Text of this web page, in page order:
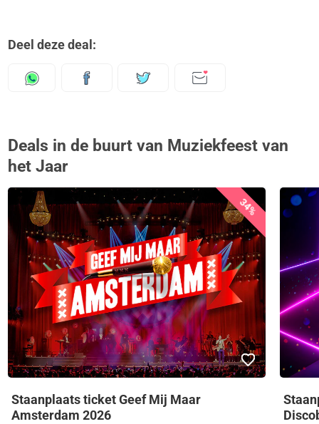
Deel deze deal:
Deals in de buurt van Muziekfeest van
het Jaar
34%
Staanplaats ticket Geef Mij Maar
Amsterdam 2026